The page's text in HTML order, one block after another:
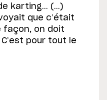
karting… (…)
que c’était
façon, on doit
pour tout le